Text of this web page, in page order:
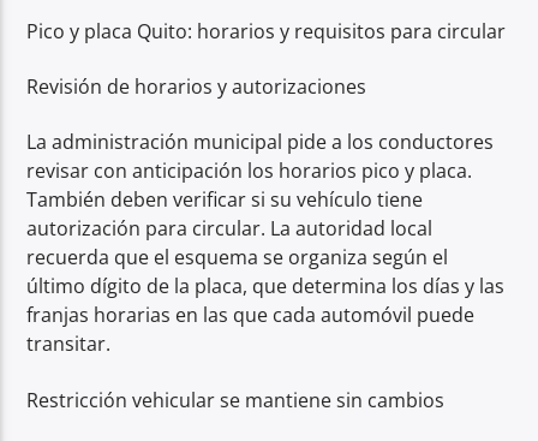
Pico y placa Quito: horarios y requisitos para circular
Revisión de horarios y autorizaciones
La administración municipal pide a los conductores
revisar con anticipación los horarios pico y placa.
También deben verificar si su vehículo tiene
autorización para circular. La autoridad local
recuerda que el esquema se organiza según el
último dígito de la placa, que determina los días y las
franjas horarias en las que cada automóvil puede
transitar.
Restricción vehicular se mantiene sin cambios